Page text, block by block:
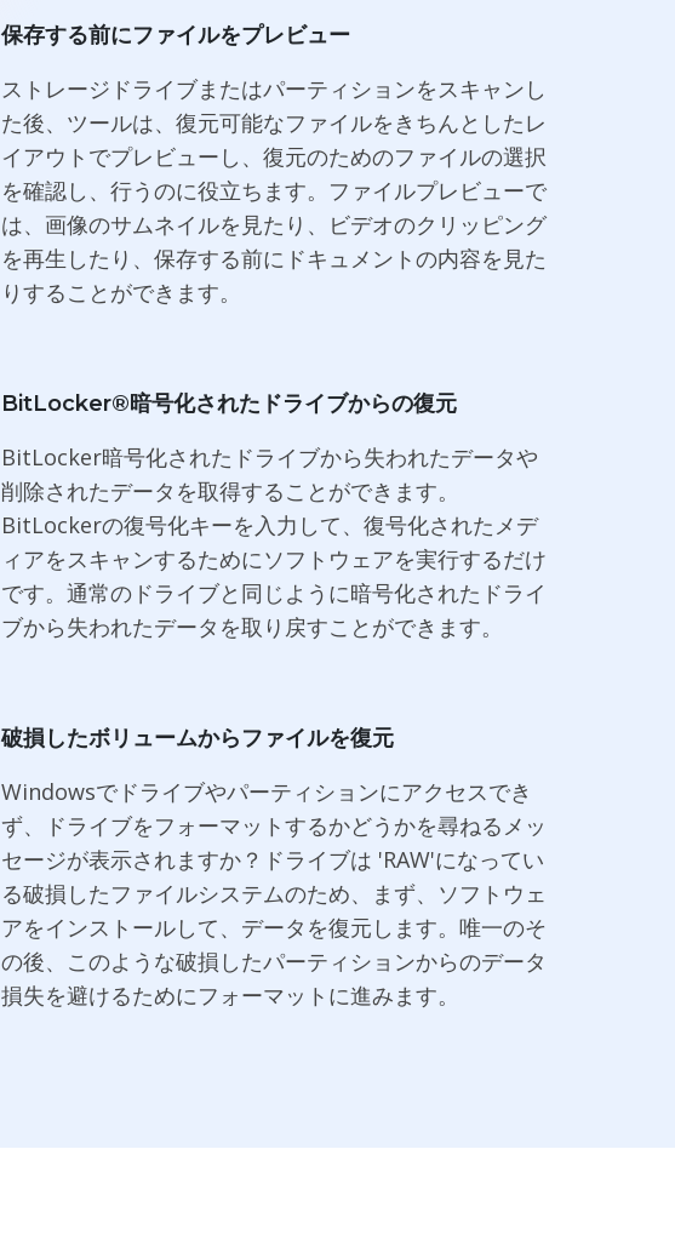
保存する前にファイルをプレビュー
ストレージドライブまたはパーティションをスキャンし
た後、ツールは、復元可能なファイルをきちんとしたレ
イアウトでプレビューし、復元のためのファイルの選択
を確認し、行うのに役立ちます。ファイルプレビューで
は、画像のサムネイルを見たり、ビデオのクリッピング
を再生したり、保存する前にドキュメントの内容を見た
りすることができます。
BitLocker®暗号化されたドライブからの復元
BitLocker暗号化されたドライブから失われたデータや
削除されたデータを取得することができます。
BitLockerの復号化キーを入力して、復号化されたメデ
ィアをスキャンするためにソフトウェアを実行するだけ
です。通常のドライブと同じように暗号化されたドライ
ブから失われたデータを取り戻すことができます。
破損したボリュームからファイルを復元
Windowsでドライブやパーティションにアクセスでき
ず、ドライブをフォーマットするかどうかを尋ねるメッ
セージが表示されますか？ドライブは 'RAW'になってい
る破損したファイルシステムのため、まず、ソフトウェ
アをインストールして、データを復元します。唯一のそ
の後、このような破損したパーティションからのデータ
損失を避けるためにフォーマットに進みます。